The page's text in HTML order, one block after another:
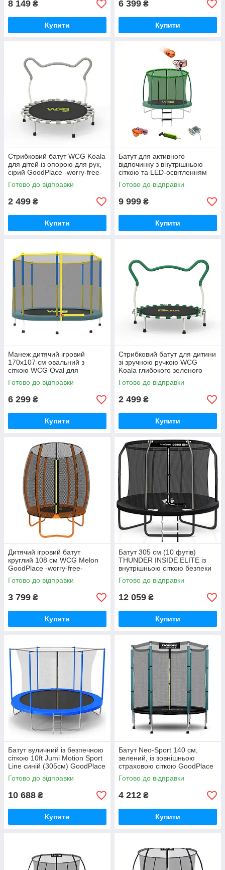
8 149 ₴
Купити
6 399 ₴
Купити
Стрибковий батут WCG Koala
для дітей із опорою для рук,
сірий GoodPlace -worry-free-
shopping-
Готово до відправки
2 499 ₴
Купити
Батут для активного
відпочинку з внутрішньою
сіткою та LED-освітленням
WCG 305 см (10FT)
GoodPlace -worry-free-
Готово до відправки
9 999 ₴
Купити
Манеж дитячий ігровий
170x107 см овальний з
сіткою WCG Oval для
стрибків GoodPlace -worry-
free-shopping-
Готово до відправки
6 299 ₴
Купити
Стрибковий батут для дитини
зі зручною ручкою WCG
Koala глибокого зеленого
кольору GoodPlace -worry-
free-shopping-
Готово до відправки
2 499 ₴
Купити
Дитячий ігровий батут
круглий 108 см WCG Melon
GoodPlace -worry-free-
shopping-
Готово до відправки
3 799 ₴
Купити
Батут 305 см (10 футів)
THUNDER INSIDE ELITE із
внутрішньою сіткою безпеки
чорний GoodPlace -worry-
free-shopping-
Готово до відправки
12 059 ₴
Купити
Батут вуличний із безпечною
сіткою 10ft Jumi Motion Sport
Line синій (305см) GoodPlace
-worry-free-shopping-
Готово до відправки
10 688 ₴
Купити
Батут Neo-Sport 140 см,
зелений, із зовнішньою
страховою сіткою GoodPlace
-worry-free-shopping-
Готово до відправки
4 212 ₴
Купити